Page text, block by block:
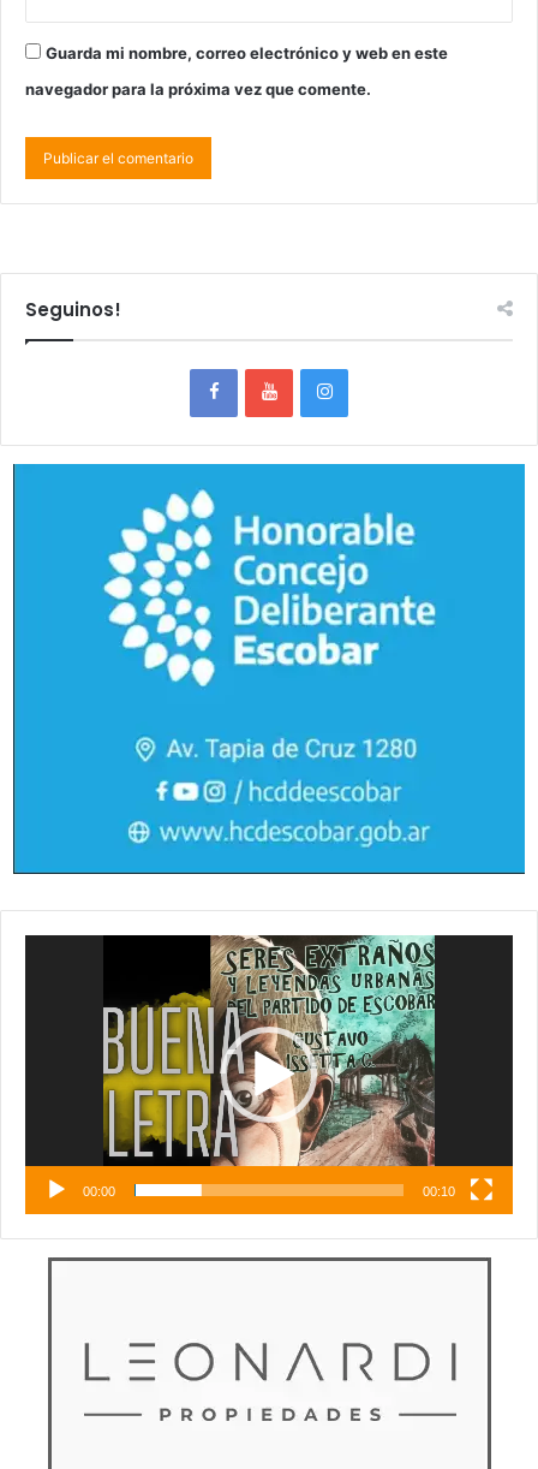
Guarda mi nombre, correo electrónico y web en este
navegador para la próxima vez que comente.
Seguinos!
00:00 00:10